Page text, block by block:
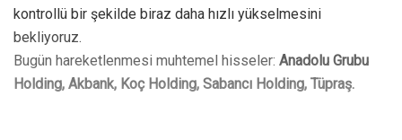
kontrollü bir şekilde biraz daha hızlı yükselmesini
bekliyoruz.
Bugün hareketlenmesi muhtemel hisseler: Anadolu Grubu
Holding, Akbank, Koç Holding, Sabancı Holding, Tüpraş.